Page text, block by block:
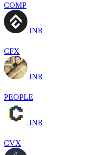
COMP
INR
CFX
INR
PEOPLE
INR
CVX